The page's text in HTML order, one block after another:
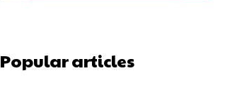
Popular articles